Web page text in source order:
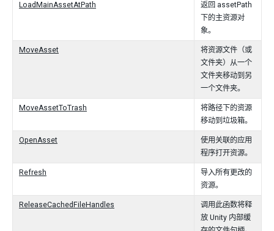
LoadMainAssetAtPath
返回 assetPath
下的主资源对
象。
MoveAsset
将资源文件（或
文件夹）从一个
文件夹移动到另
一个文件夹。
MoveAssetToTrash
将路径下的资源
移动到垃圾箱。
OpenAsset
使用关联的应用
程序打开资源。
Refresh
导入所有更改的
资源。
ReleaseCachedFileHandles
调用此函数将释
放 Unity 内部缓